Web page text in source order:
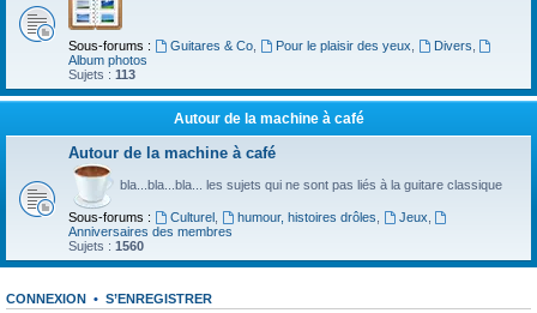
Sous-forums : Guitares & Co, Pour le plaisir des yeux Divers
Album photos
Sujets : 113
Autour de la machine à café
Autour de la machine à café
bla...bla...bla... les sujets qui ne sont pas liés à la guitare classique
Sous-forums : Culturel, humour, histoires drôles Jeux
Anniversaires des membres
Sujets : 1560
CONNEXION • S’ENREGISTRER